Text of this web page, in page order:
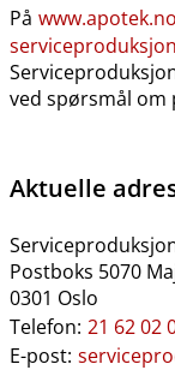
På
serviceproduksjon
ved spørsmål om
Aktuelle
Postboks 5070
0301 Oslo
Telefon: 21 62 02
E-post: